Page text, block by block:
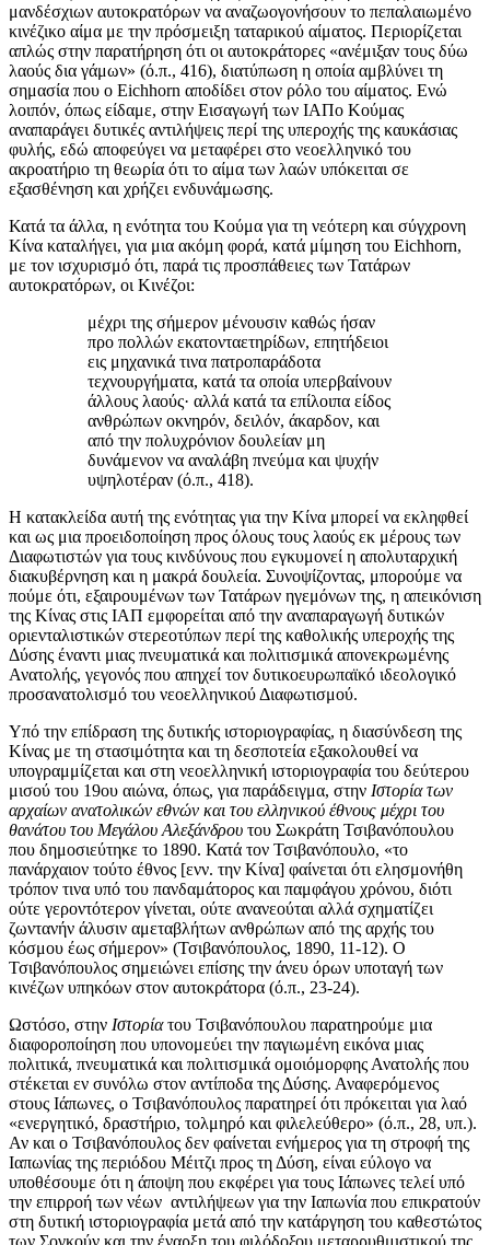
μανδέσχιων αυτοκρατόρων να αναζωογονήσουν το πεπαλαιωμένο
κινέζικο αίμα με την πρόσμειξη ταταρικού αίματος. Περιορίζεται
απλώς στην παρατήρηση ότι οι αυτοκράτορες «ανέμιξαν τους δύω
λαούς δια γάμων» (ό.π., 416), διατύπωση η οποία αμβλύνει τη
σημασία που ο Eichhorn αποδίδει στον ρόλο του αίματος. Ενώ
λοιπόν, όπως είδαμε, στην Εισαγωγή των ΙΑΠο Κούμας
αναπαράγει δυτικές αντιλήψεις περί της υπεροχής της καυκάσιας
φυλής, εδώ αποφεύγει να μεταφέρει στο νεοελληνικό του
ακροατήριο τη θεωρία ότι το αίμα των λαών υπόκειται σε
εξασθένηση και χρήζει ενδυνάμωσης.
Κατά τα άλλα, η ενότητα του Κούμα για τη νεότερη και σύγχρονη
Κίνα καταλήγει, για μια ακόμη φορά, κατά μίμηση του Eichhorn,
με τον ισχυρισμό ότι, παρά τις προσπάθειες των Τατάρων
αυτοκρατόρων, οι Κινέζοι:
μέχρι της σήμερον μένουσιν καθώς ήσαν
προ πολλών εκατονταετηρίδων, επητήδειοι
εις μηχανικά τινα πατροπαράδοτα
τεχνουργήματα, κατά τα οποία υπερβαίνουν
άλλους λαούς· αλλά κατά τα επίλοιπα είδος
ανθρώπων οκνηρόν, δειλόν, άκαρδον, και
από την πολυχρόνιον δουλείαν μη
δυνάμενον να αναλάβη πνεύμα και ψυχήν
υψηλοτέραν (ό.π., 418).
Η κατακλείδα αυτή της ενότητας για την Κίνα μπορεί να εκληφθεί
και ως μια προειδοποίηση προς όλους τους λαούς εκ μέρους των
Διαφωτιστών για τους κινδύνους που εγκυμονεί η απολυταρχική
διακυβέρνηση και η μακρά δουλεία. Συνοψίζοντας, μπορούμε να
πούμε ότι, εξαιρουμένων των Τατάρων ηγεμόνων της, η απεικόνιση
της Κίνας στις ΙΑΠ εμφορείται από την αναπαραγωγή δυτικών
οριενταλιστικών στερεοτύπων περί της καθολικής υπεροχής της
Δύσης έναντι μιας πνευματικά και πολιτισμικά απονεκρωμένης
Ανατολής, γεγονός που απηχεί τον δυτικοευρωπαϊκό ιδεολογικό
προσανατολισμό του νεοελληνικού Διαφωτισμού.
Υπό την επίδραση της δυτικής ιστοριογραφίας, η διασύνδεση της
Κίνας με τη στασιμότητα και τη δεσποτεία εξακολουθεί να
υπογραμμίζεται και στη νεοελληνική ιστοριογραφία του δεύτερου
μισού του 19ου αιώνα, όπως, για παράδειγμα, στην Ιστορία των
αρχαίων ανατολικών εθνών και του ελληνικού έθνους μέχρι του
θανάτου του Μεγάλου Αλεξάνδρου του Σωκράτη Τσιβανόπουλου
που δημοσιεύτηκε το 1890. Κατά τον Τσιβανόπουλο, «το
πανάρχαιον τούτο έθνος [ενν. την Κίνα] φαίνεται ότι ελησμονήθη
τρόπον τινα υπό του πανδαμάτορος και παμφάγου χρόνου, διότι
ούτε γεροντότερον γίνεται, ούτε ανανεούται αλλά σχηματίζει
ζωντανήν άλυσιν αμεταβλήτων ανθρώπων από της αρχής του
κόσμου έως σήμερον» (Τσιβανόπουλος, 1890, 11-12). Ο
Τσιβανόπουλος σημειώνει επίσης την άνευ όρων υποταγή των
κινέζων υπηκόων στον αυτοκράτορα (ό.π., 23-24).
Ωστόσο, στην Ιστορίατου Τσιβανόπουλου παρατηρούμε μια
διαφοροποίηση που υπονομεύει την παγιωμένη εικόνα μιας
πολιτικά, πνευματικά και πολιτισμικά ομοιόμορφης Ανατολής που
στέκεται εν συνόλω στον αντίποδα της Δύσης. Αναφερόμενος
στους Ιάπωνες, ο Τσιβανόπουλος παρατηρεί ότι πρόκειται για λαό
«ενεργητικό, δραστήριο, τολμηρό και φιλελεύθερο» (ό.π., 28, υπ.).
Αν και ο Τσιβανόπουλος δεν φαίνεται ενήμερος για τη στροφή της
Ιαπωνίας της περιόδου Μέιτζι προς τη Δύση, είναι εύλογο να
υποθέσουμε ότι η άποψη που εκφέρει για τους Ιάπωνες τελεί υπό
την επιρροή των νέων αντιλήψεων για την Ιαπωνία που επικρατούν
στη δυτική ιστοριογραφία μετά από την κατάργηση του καθεστώτος
των Σογκούν και την έναρξη του φιλόδοξου μεταρρυθμιστικού της